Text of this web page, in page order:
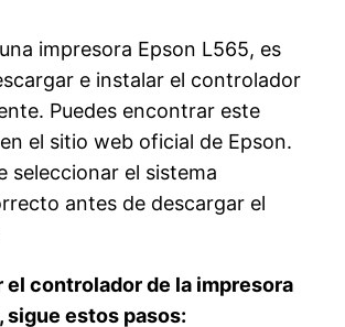
impresora Epson L565, es
e instalar el controlador
Puedes encontrar este
el sitio web oficial de Epson.
seleccionar el sistema
antes de descargar el
el controlador de la impresora
sigue estos pasos: